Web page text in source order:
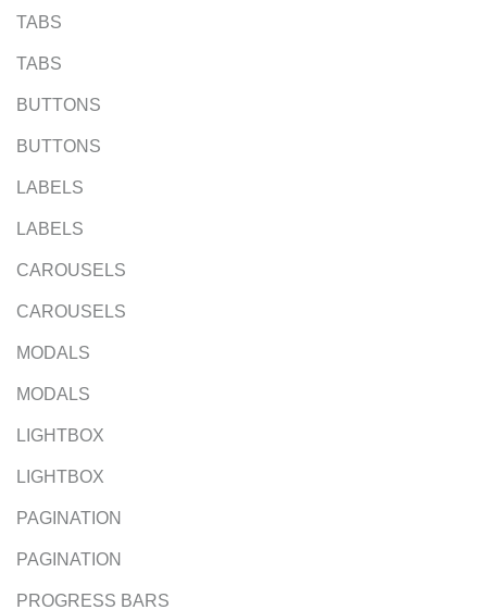
TABS
TABS
BUTTONS
BUTTONS
LABELS
LABELS
CAROUSELS
CAROUSELS
MODALS
MODALS
LIGHTBOX
LIGHTBOX
PAGINATION
PAGINATION
PROGRESS BARS